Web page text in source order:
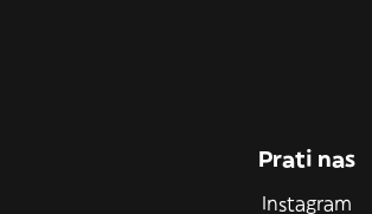
Prati nas
Instagram